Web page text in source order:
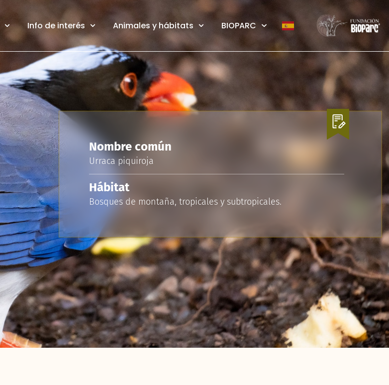
Info de interés Animales y hábitats BIOPARC
Nombre común
Urraca piquiroja
Hábitat
Bosques de montaña, tropicales y subtropicales.